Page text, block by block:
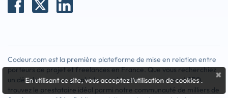
Codeur.com est la première plateforme de mise en relation entre
porteurs de projet et freelances en France. Que vous recherchiez
un développeur, un graphiste, un rédacteur ou un expert SEO,
trouvez le prestataire idéal parmi notre communauté de milliers de
×
En utilisant ce site, vous acceptez l'utilisation de cookies.